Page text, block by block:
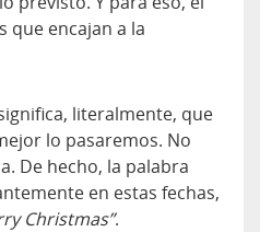
que encajan a la
literalmente, que
lo pasaremos. No
De hecho, la palabra
en estas fechas,
Christmas”.